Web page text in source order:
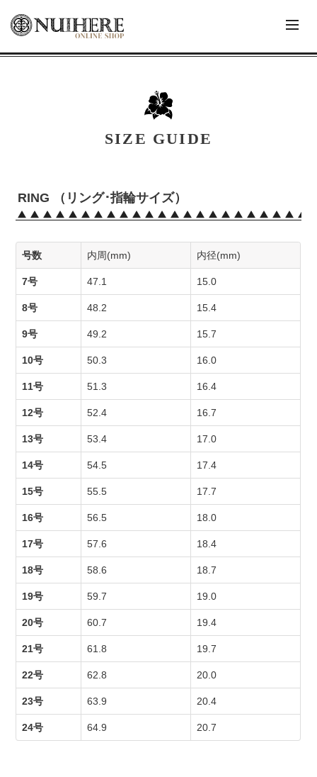
SIZE GUIDE
RING （リング･指輪サイズ）
号数 内周(mm) 内径(mm)
7号 47.1 15.0
8号 48.2 15.4
9号 49.2 15.7
10号 50.3 16.0
11号 51.3 16.4
12号 52.4 16.7
13号 53.4 17.0
14号 54.5 17.4
15号 55.5 17.7
16号 56.5 18.0
17号 57.6 18.4
18号 58.6 18.7
19号 59.7 19.0
20号 60.7 19.4
21号 61.8 19.7
22号 62.8 20.0
23号 63.9 20.4
24号 64.9 20.7